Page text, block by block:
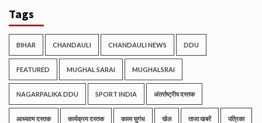
Tags
BIHAR CHANDAULI CHANDAULI NEWS DDU
FEATURED MUGHAL SARAI MUGHALSRAI
NAGARPALIKA DDU SPORT INDIA अंतर्राष्ट्रीय दस्तक
आध्यात्म दस्तक कार्यक्रम दस्तक काव्य सुगंध खेल ताजा खबरें पत्रिका